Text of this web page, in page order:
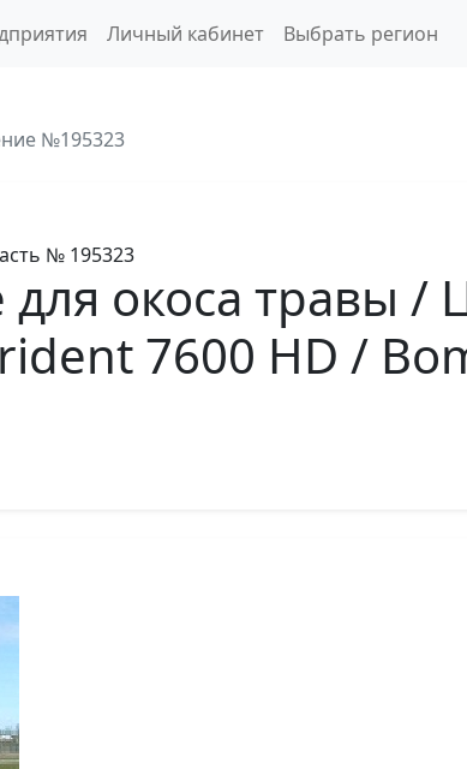
Личный кабинет Выбрать регион
№195323
№ 195323
окоса травы /
7600 HD /